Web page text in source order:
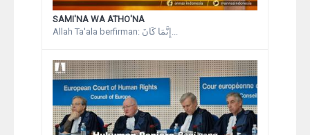
SAMI'NA WA ATHO'NA